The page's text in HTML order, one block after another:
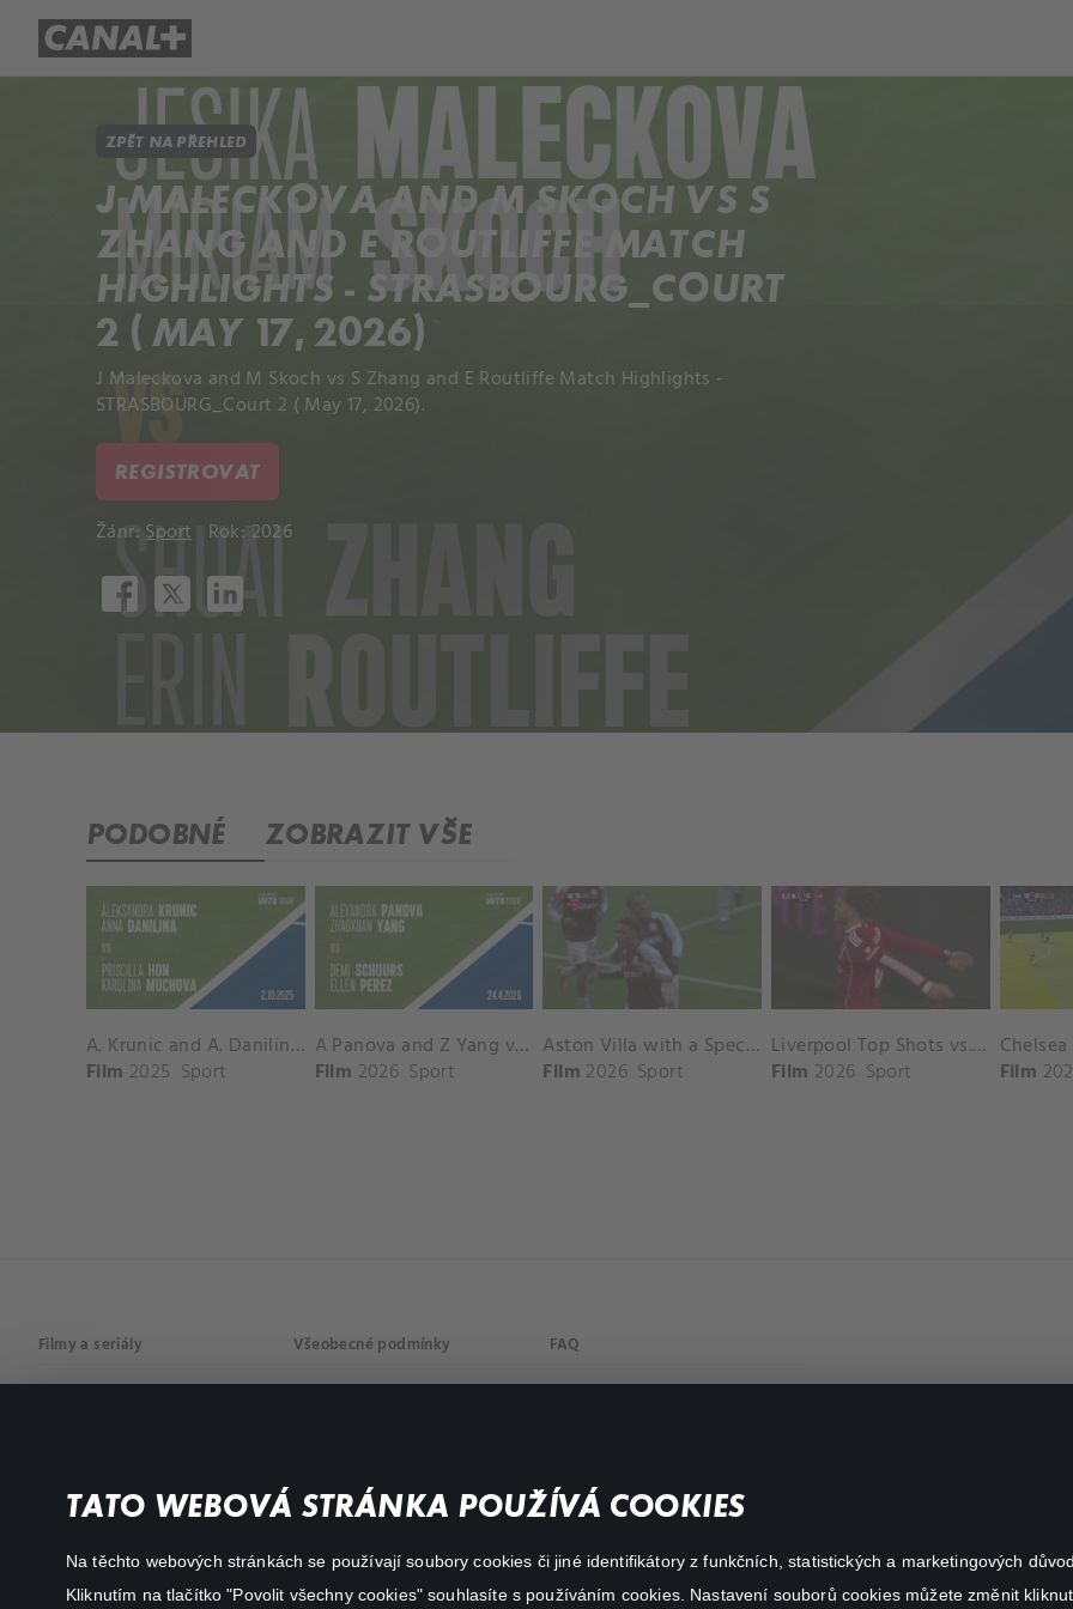
TATO WEBOVÁ STRÁNKA POUŽÍVÁ COOKIES
Na těchto webových stránkách se používají soubory cookies či jiné identifikátory z funkčních, statistických a marketingových
Kliknutím na tlačítko "Povolit všechny cookies" souhlasíte s používáním cookies. Nastavení souborů cookies můžete změnit
ZPĚT NA PŘEHLED
J MALECKOVA AND M SKOCH VS S
ZHANG AND E ROUTLIFFE MATCH
HIGHLIGHTS - STRASBOURG_COURT
2 ( MAY 17, 2026)
J Maleckova and M Skoch vs S Zhang and E Routliffe Match Highlights -
STRASBOURG_Court 2 ( May 17, 2026).
REGISTROVAT
Žánr:Sport Rok: 2026
PODOBNÉ ZOBRAZIT VŠE
A. Krunic and A. Danilina vs. P. Hon and K. Muchova Match Highlights - BEIJING_Capital Group Diamond ( October 02, 2025)
Film 2025 Sport
A Panova and Z Yang vs D Schuurs and E Perez Match Highlights - MADRID_Court 8 ( April 24, 2026)
Film 2026 Sport
Aston Villa with a Spectacular Goal vs. Nottingham Forest
Film 2026 Sport
Liverpool Top Shots vs. Fulham
Film 2026 Sport
Film
Filmy a seriály
Akční
Všeobecné podmínky FAQ